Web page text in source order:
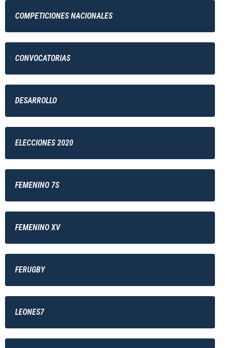
COMPETICIONES NACIONALES
CONVOCATORIAS
DESARROLLO
ELECCIONES 2020
FEMENINO 7S
FEMENINO XV
FERUGBY
LEONES7